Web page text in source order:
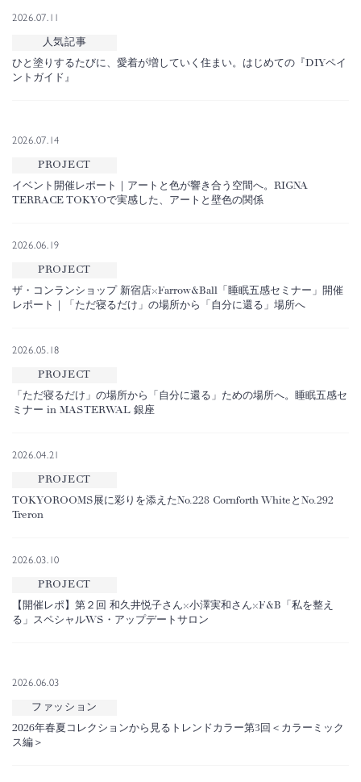
2026.07.11
人気記事
ひと塗りするたびに、愛着が増していく住まい。はじめての『DIYペイ
ントガイド』
2026.07.14
PROJECT
イベント開催レポート｜アートと色が響き合う空間へ。RIGNA
TERRACE TOKYOで実感した、アートと壁色の関係
2026.06.19
PROJECT
ザ・コンランショップ 新宿店×Farrow&Ball「睡眠五感セミナー」開催
レポート｜「ただ寝るだけ」の場所から「自分に還る」場所へ
2026.05.18
PROJECT
「ただ寝るだけ」の場所から「自分に還る」ための場所へ。睡眠五感セ
ミナー in MASTERWAL 銀座
2026.04.21
PROJECT
TOKYOROOMS展に彩りを添えたNo.228 Cornforth WhiteとNo.292
Treron
2026.03.10
PROJECT
【開催レポ】第２回 和久井悦子さん×小澤実和さん×F&B「私を整え
る」スペシャルWS・アップデートサロン
2026.06.03
ファッション
2026年春夏コレクションから見るトレンドカラー第3回＜カラーミック
ス編＞